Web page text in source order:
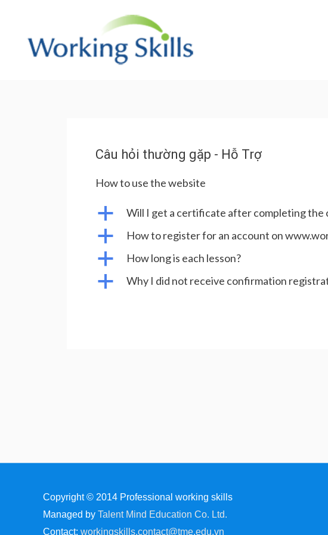
content
Câu hỏi thường gặp - Hỗ Trợ
How to use the website
a Will I get a certificate after completing the
a How to register for an account on
a How long is each lesson?
a Why I did not receive confirmation
Copyright © 2014 Professional working skills
Managed by Talent Mind Education Co. Ltd.
Contact: workingskills.contact@tme.edu.vn